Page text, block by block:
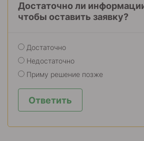
Достаточно ли
чтобы оставить заявку?
Достаточно
Недостаточно
Приму решение позже
Ответить